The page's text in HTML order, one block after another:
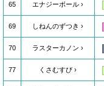
65 エナジーボール
69 しねんのずつき
70 ラスターカノン
77 くさむすび